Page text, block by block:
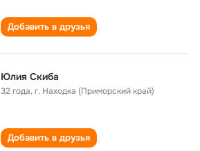
Добавить в друзья
Юлия Скиба
32 года,г. Находка (Приморский край)
Добавить в друзья